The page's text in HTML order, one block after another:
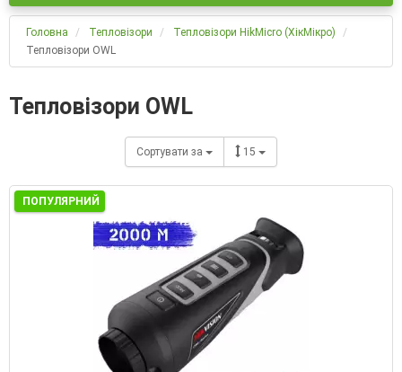
Головна Тепловізори
Тепловізори HikMicro (ХікМікро)
Тепловізори OWL
Тепловізори OWL
Сортувати за 15
ПОПУЛЯРНИЙ